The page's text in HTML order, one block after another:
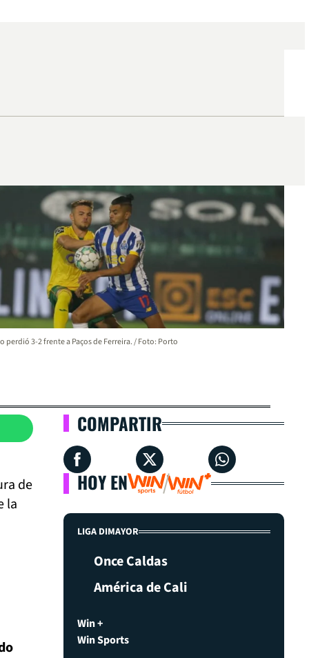
perdió 3-2 frente a Paços de Ferreira. / Foto: Porto
de
la
COMPARTIR
HOY EN
LIGA DIMAYOR
Once Caldas
América de Cali
Win +
Win Sports